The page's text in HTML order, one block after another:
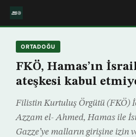
ORTADOĞU
FKÖ, Hamas’ın
ateşkesi kabul
Filistin Kurtuluş Örgütü (FKÖ)
Azzam el- Ahmed, Hamas ile
Gazze’ye malların girişine izin